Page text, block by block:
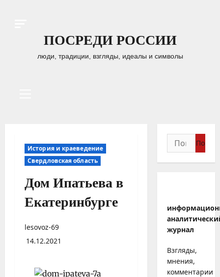
ПОСРЕДИ РОССИИ
люди, традиции, взгляды, идеалы и символы
История и краеведение
Свердловская область
Дом Ипатьева в
Екатеринбурге
lesovoz-69
14.12.2021
Найти:
журнал
Взгляды,
мнения,
комментарии